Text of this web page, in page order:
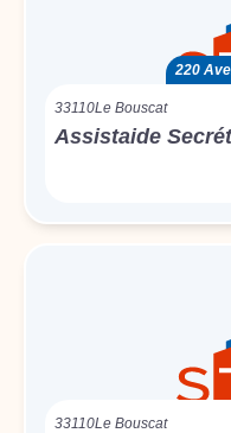
220
33110Le Bouscat
Assistaide
33110Le Bouscat